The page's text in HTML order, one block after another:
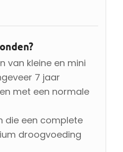
van kleine en mini
7 jaar
met een normale
die een complete
droogvoeding